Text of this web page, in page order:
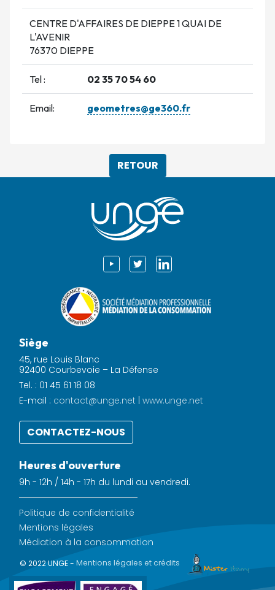
CENTRE D'AFFAIRES DE DIEPPE 1 QUAI DE
L'AVENIR
76370 DIEPPE
Tel : 02 35 70 54 60
Email: geometres@ge360.fr
RETOUR
Siège
45, rue Louis Blanc
92400 Courbevoie – La Défense
Tel. : 01 45 61 18 08
E-mail : contact@unge.net | www.unge.net
CONTACTEZ-NOUS
Heures d'ouverture
9h - 12h / 14h - 17h du lundi au vendredi.
Politique de confidentialité
Mentions légales
Médiation à la consommation
© 2022 UNGE - Mentions légales et crédits